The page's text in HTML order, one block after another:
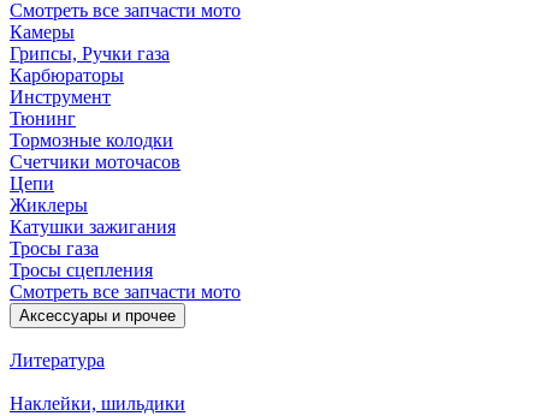
Смотреть все запчасти мото
Камеры
Грипсы, Ручки газа
Карбюраторы
Инструмент
Тюнинг
Тормозные колодки
Счетчики моточасов
Цепи
Жиклеры
Катушки зажигания
Тросы газа
Тросы сцепления
Смотреть все запчасти мото
Аксессуары и прочее
Литература
Наклейки, шильдики